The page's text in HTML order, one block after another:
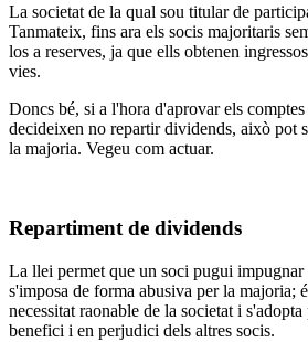
La societat de la qual sou titular de
Tanmateix, fins ara els socis majoritaris
los a reserves, ja que ells obtenen
vies.
Doncs bé, si a l'hora d'aprovar els comptes
decideixen no repartir dividends, això pot
la majoria. Vegeu com actuar.
Repartiment de dividends
La llei permet que un soci pugui impugnar
s'imposa de forma abusiva per la majoria;
necessitat raonable de la societat i
benefici i en perjudici dels altres socis.